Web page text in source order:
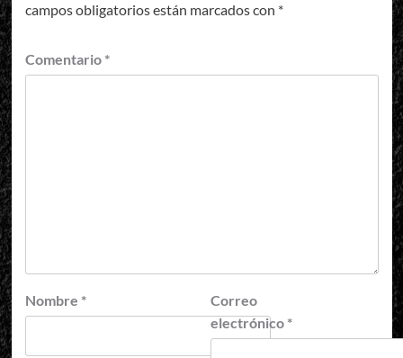
campos obligatorios están marcados con *
Comentario *
Nombre *
Correo
electrónico *